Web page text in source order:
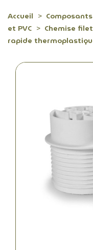
Accueil Composants
et PVC
Chemise
rapide